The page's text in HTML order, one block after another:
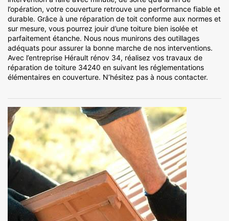
l’opération, votre couverture retrouve une performance fiable et
durable. Grâce à une réparation de toit conforme aux normes et
sur mesure, vous pourrez jouir d’une toiture bien isolée et
parfaitement étanche. Nous nous munirons des outillages
adéquats pour assurer la bonne marche de nos interventions.
Avec l’entreprise Hérault rénov 34, réalisez vos travaux de
réparation de toiture 34240 en suivant les réglementations
élémentaires en couverture. N’hésitez pas à nous contacter.